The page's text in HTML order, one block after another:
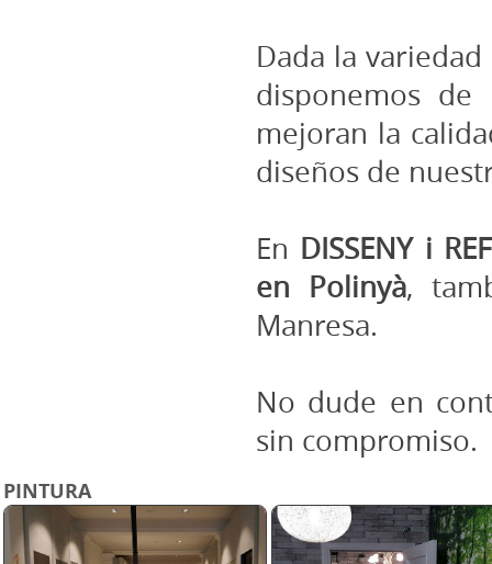
Dada la
disponemos de
mejoran la
diseños de
En DISSENY i
en Polinyà,
Manresa.
No dude en
sin compromiso.
PINTURA